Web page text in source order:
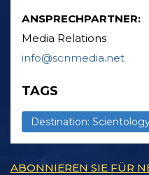
ANSPRECHPARTNER:
Media Relations
info@scnmedia.net
TAGS
Destination:
ABONNIEREN SIE FÜR